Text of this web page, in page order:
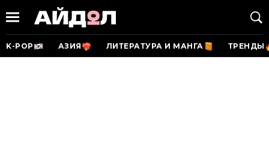
K-POP АЗИЯ ЛИТЕРАТУРА И МАНГА ТРЕНДЫ